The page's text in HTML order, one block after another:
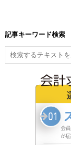
記事キーワード検索